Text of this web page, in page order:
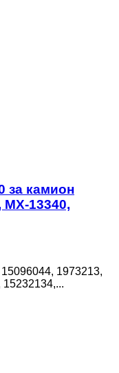
за камион
MX-13340,
1973213,